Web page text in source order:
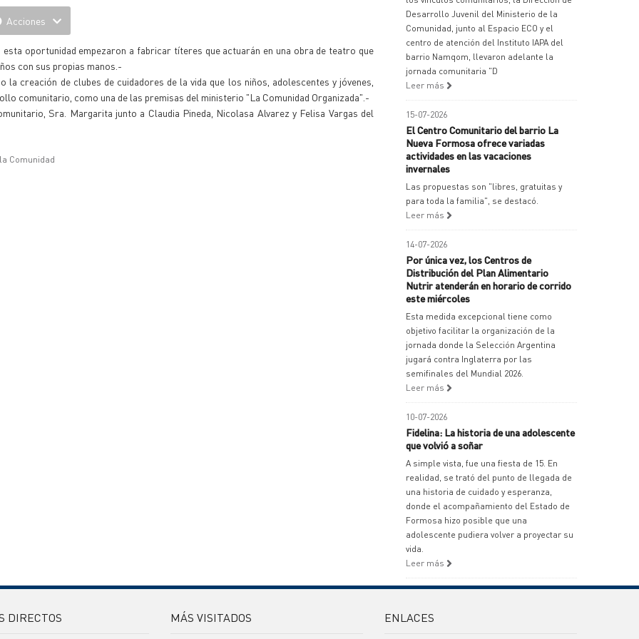
Acciones
oportunidad empezaron a fabricar títeres que actuarán en una obra de teatro que
con sus propias manos.-
creación de clubes de cuidadores de la vida que los niños, adolescentes y jóvenes,
comunitario, como una de las premisas del ministerio "La Comunidad Organizada".-
Sra. Margarita junto a Claudia Pineda, Nicolasa Alvarez y Felisa Vargas del
Comunidad
Desarrollo Juvenil del Ministerio de la
Comunidad, junto al Espacio ECO y el
centro de atención del Instituto IAPA del
barrio Namqom, llevaron adelante la
jornada comunitaria "D
Leer más
15-07-2026
El Centro Comunitario del barrio La
Nueva Formosa ofrece variadas
actividades en las vacaciones
invernales
Las propuestas son "libres, gratuitas y
para toda la familia", se destacó.
Leer más
14-07-2026
Por única vez, los Centros de
Distribución del Plan Alimentario
Nutrir atenderán en horario de corrido
este miércoles
Esta medida excepcional tiene como
objetivo facilitar la organización de la
jornada donde la Selección Argentina
jugará contra Inglaterra por las
semifinales del Mundial 2026.
Leer más
10-07-2026
Fidelina: La historia de una adolescente
que volvió a soñar
A simple vista, fue una fiesta de 15. En
realidad, se trató del punto de llegada de
una historia de cuidado y esperanza,
donde el acompañamiento del Estado de
Formosa hizo posible que una
adolescente pudiera volver a proyectar su
vida.
Leer más
DIRECTOS MÁS VISITADOS ENLACES